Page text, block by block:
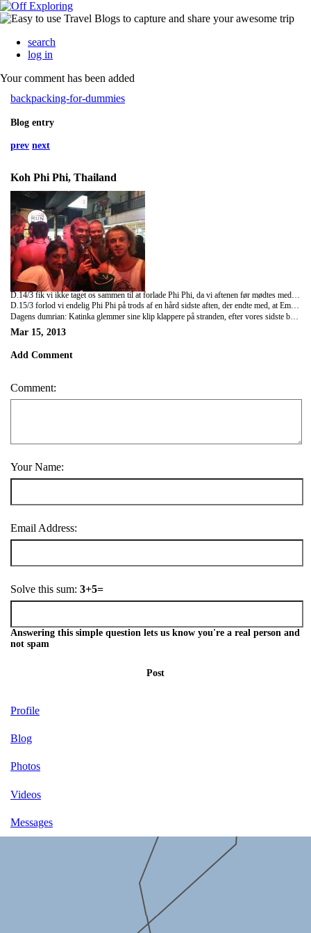
search
log in
Your comment has been added
backpacking-for-dummies
Blog entry
prev next
Koh Phi Phi, Thailand
D.14/3 fik vi ikke taget os sammen til at forlade Phi Phi, da vi aftenen før mødtes med nogle af Sejals venner, som hun havde rejst med i Malaysia. Der gik dermed fest i den, og vi besluttede at blive en dag ekstra.
D.15/3 forlod vi endelig Phi Phi på trods af en hård sidste aften, der endte med, at Emilie fik en forslået skulder. Lige nu er vi checket ind på et hostel med Sejal på Phuket, og her skal vi nok være et par dage inden turen går videre til Koh Samui.
Dagens dumrian: Katinka glemmer sine klip klappere på stranden, efter vores sidste bytur.
Mar 15, 2013
Add Comment
Comment:
Your Name:
Email Address:
Solve this sum: 3+5=
Answering this simple question lets us know you're a real person and
not spam
Post
Profile
Blog
Photos
Videos
Messages